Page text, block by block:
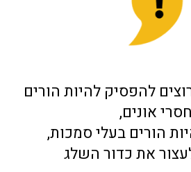
להפסיק להיות הורים
חסרי אונים,
הורים בעלי סמכות,
את כדור השלג